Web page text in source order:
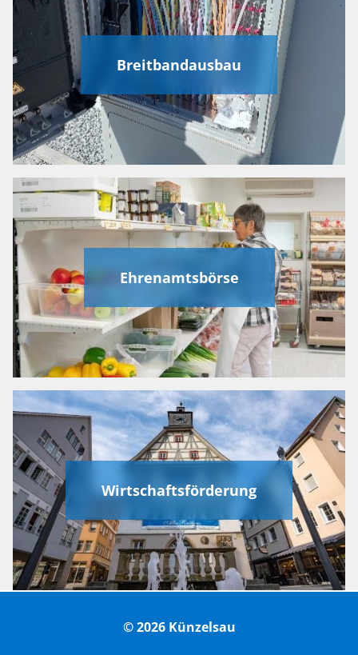
Breitbandausbau
Ehrenamtsbörse
Wirtschaftsförderung
© 2026 Künzelsau